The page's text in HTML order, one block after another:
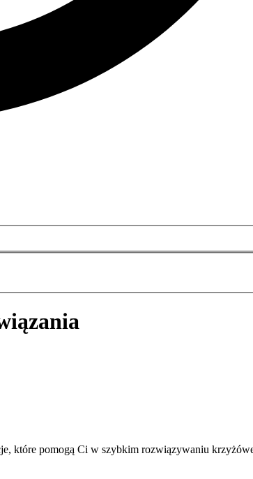
które pomogą Ci w szybkim rozwiązywaniu